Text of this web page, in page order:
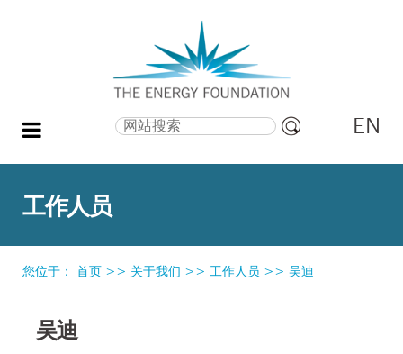
级
索
EN
工作人员
您位于： 首页 >> 关于我们 >> 工作人员 >> 吴迪
吴迪